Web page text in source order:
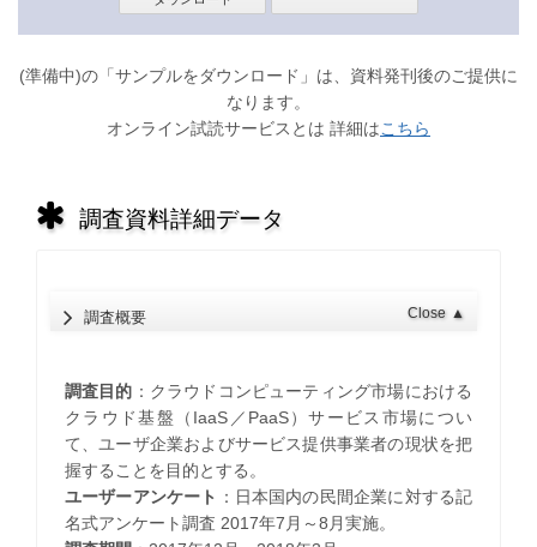
(準備中)の「サンプルをダウンロード」は、資料発刊後のご提供に
なります。
オンライン試読サービスとは 詳細はこちら
調査資料詳細データ
調査概要 Close ▲
調査目的 ：クラウドコンピューティング市場における
クラウド基盤（IaaS／PaaS）サービス市場につい
て、ユーザ企業およびサービス提供事業者の現状を把
握することを目的とする。
ユーザーアンケート ：日本国内の民間企業に対する記
名式アンケート調査 2017年7月～8月実施。